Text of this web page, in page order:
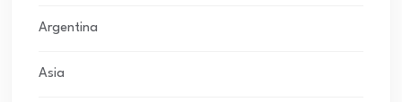
Argentina
Asia